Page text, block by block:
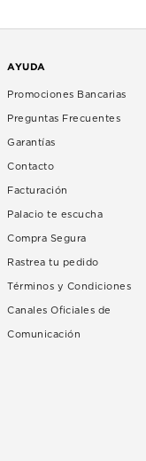
AYUDA
Promociones Bancarias
Preguntas Frecuentes
Garantías
Contacto
Facturación
Palacio te escucha
Compra Segura
Rastrea tu pedido
Términos y Condiciones
Canales Oficiales de
Comunicación